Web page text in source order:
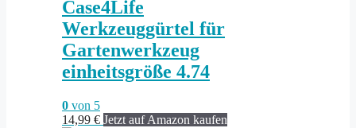
Case4Life
Werkzeuggürtel für
Gartenwerkzeug
einheitsgröße 4.74
0 von 5
14,99 € Jetzt auf Amazon kaufen